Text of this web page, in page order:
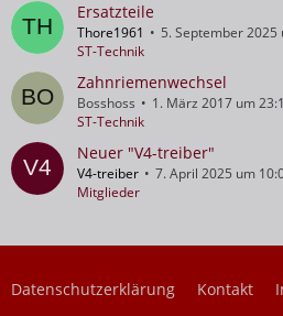
Ersatzteile
Thore1961
5. September 2025
ST-Technik
Zahnriemenwechsel
Bosshoss
1. März 2017 um
ST-Technik
Neuer "V4-treiber"
V4-treiber
7. April 2025 um
Mitglieder
Datenschutzerklärung Kontakt